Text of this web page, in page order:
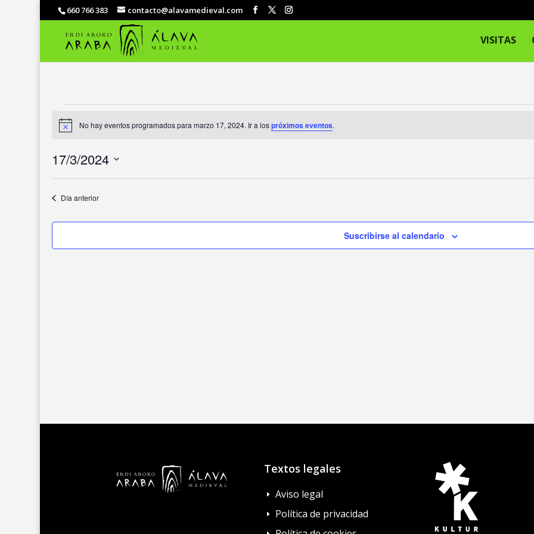
660 766 383 contacto@alavamedieval.com
VISITAS
EN
17,
2024
Aviso No hay eventos programados para marzo 17, 2024. Ir a lospróximos eventos.
17/3/2024
fecha.
Día anterior
Suscribirse al calendario
Textos legales
E Aviso legal
E Política de privacidad